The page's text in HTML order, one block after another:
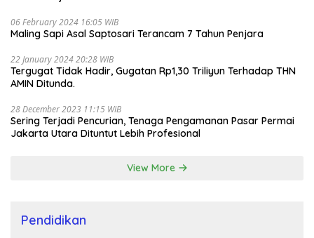
06 February 2024 16:05 WIB
Maling Sapi Asal Saptosari Terancam 7 Tahun Penjara
22 January 2024 20:28 WIB
Tergugat Tidak Hadir, Gugatan Rp1,30 Triliyun Terhadap THN
AMIN Ditunda.
28 December 2023 11:15 WIB
Sering Terjadi Pencurian, Tenaga Pengamanan Pasar Permai
Jakarta Utara Dituntut Lebih Profesional
View More
Pendidikan